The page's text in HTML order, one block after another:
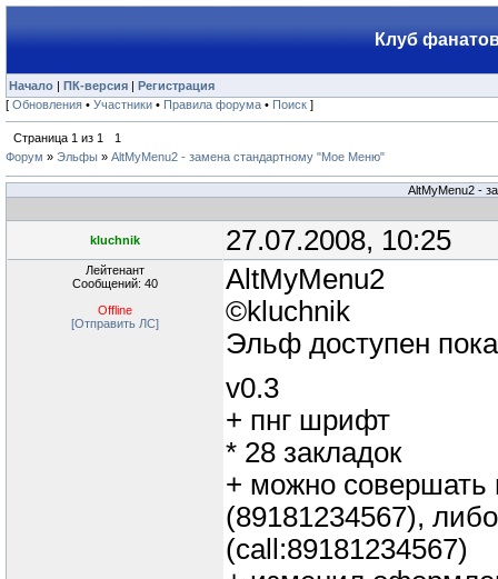
Клуб
Начало | ПК-версия | Регистрация
[ Обновления • Участники • Правила форума • Поиск ]
Страница 1 из 1
1
Форум » Эльфы » AltMyMenu2 - замена стандартному "Мое Меню"
AltMyMenu2 -
kluchnik 27.07.2008, 10:25
Лейтенант
Сообщений: 40
Offline
[Отправить ЛС]
AltMyMenu2
©kluchnik
Эльф доступен
v0.3
+ пнг шрифт
* 28 закладок
+ можно совершать
(89181234567),
(call:89181234567)